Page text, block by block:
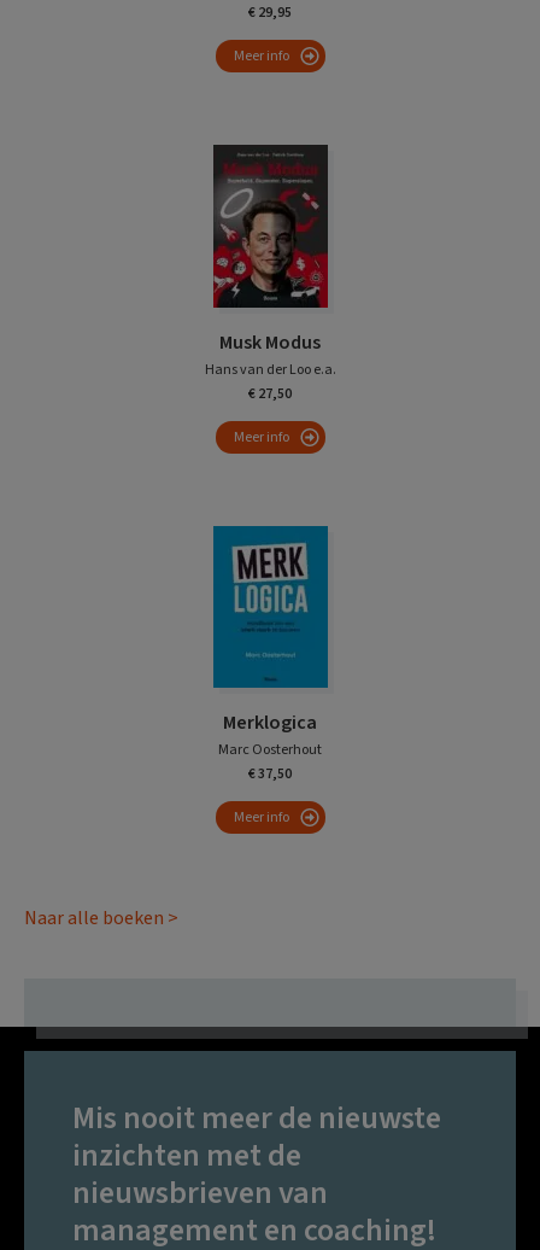
€ 29,95
Meer info
Musk Modus
Hans van der Loo e.a.
€ 27,50
Meer info
Merklogica
Marc Oosterhout
€ 37,50
Meer info
Naar alle boeken >
Mis nooit meer de nieuwste
inzichten met de
nieuwsbrieven van
management en coaching!